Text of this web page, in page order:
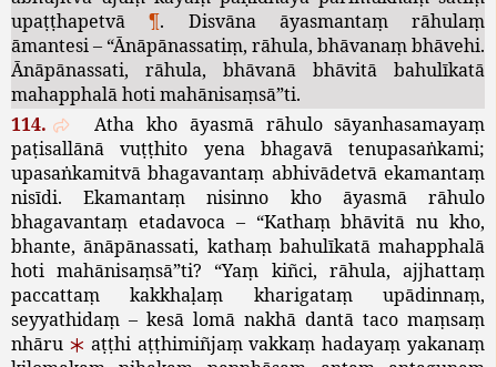
upaṭṭhapetvā
¶. Disvāna āyasmantaṃ
rāhulaṃ
āmantesi– “Ānāpānassatiṃ,rāhula,bhāvanaṃ bhāvehi.
Ānāpānassati, rāhula, bhāvanā bhāvitā
bahulīkatā
mahapphalā hoti mahānisaṃsā”ti.
114.
Atha kho āyasmā rāhulo sāyanhasamayaṃ
paṭisallānā
vuṭṭhito yena bhagavā tenupasaṅkami;
upasaṅkamitvā bhagavantaṃ abhivādetvā ekamantaṃ
nisīdi. Ekamantaṃ nisinno kho āyasmā
rāhulo
bhagavantaṃ etadavoca– “Kathaṃ bhāvitā nu kho,
bhante,ānāpānassati, kathaṃ bahulīkatā mahapphalā
hoti mahānisaṃsā”ti? “Yaṃ kiñci,rāhula,ajjhattaṃ
paccattaṃ
kakkhaḷaṃ kharigataṃ upādinnaṃ,
seyyathidaṃ– kesā lomā nakhā dantā taco maṃsaṃ
nhāru
aṭṭhi aṭṭhimiñjaṃ vakkaṃ hadayaṃ yakanaṃ